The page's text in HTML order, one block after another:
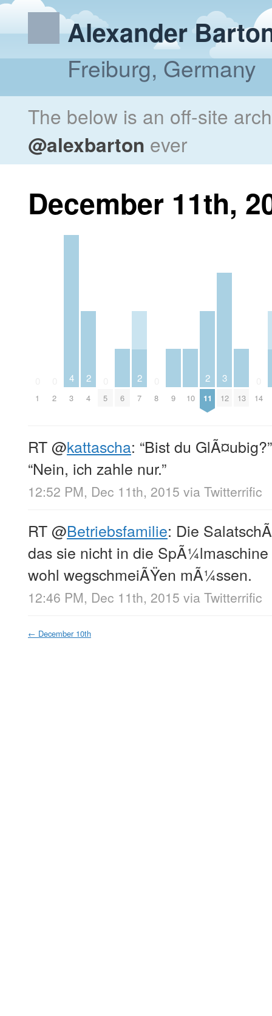
Alexander
Freiburg, Germany
The below is an off-site
@alexbarton ever
December 11th,
1 2
4
3
2
4 5 6
2
7 8 9 10
2
11
3
12 13 14
RT@kattascha: “Bist du GlÃ¤ubig?”
“Nein, ich zahle nur.”
12:52 PM, Dec 11th, 2015 via Twitterrific
RT@Betriebsfamilie: Die
das sie nicht in die
wohl wegschmeiÃŸen mÃ¼ssen.
12:46 PM, Dec 11th, 2015 via Twitterrific
← December 10th